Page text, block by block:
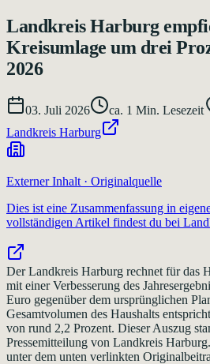
Landkreis Harburg
Kreisumlage um drei
2026
03. Juli 2026 ca. 1 Min. Lesezeit
Landkreis Harburg
Externer Inhalt · Originalquelle
Dies ist eine Zusammenfassung in
vollständigen Artikel findest du bei
Der Landkreis Harburg rechnet für das
mit einer Verbesserung des
Euro gegenüber dem ursprünglichen
Gesamtvolumen des Haushalts
von rund 2,2 Prozent. Dieser Auszug
Pressemitteilung von Landkreis
unter dem unten verlinkten